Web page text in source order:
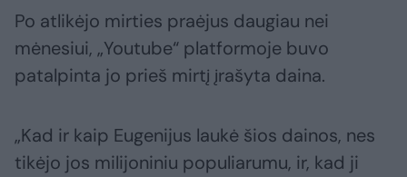
Po atlikėjo mirties praėjus daugiau nei
mėnesiui, „Youtube“ platformoje buvo
patalpinta jo prieš mirtį įrašyta daina.
„Kad ir kaip Eugenijus laukė šios dainos, nes
tikėjo jos milijoniniu populiarumu, ir, kad ji